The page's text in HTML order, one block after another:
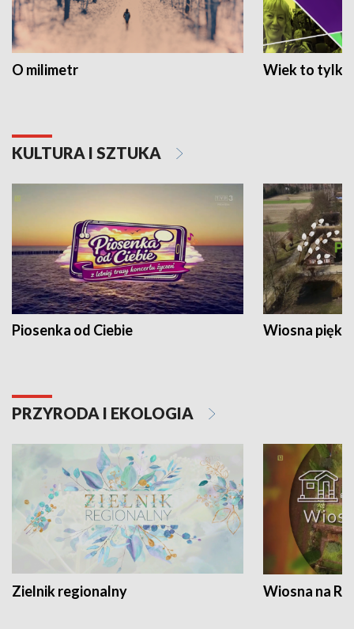
O milimetr Wiek to tylko
KULTURA I SZTUKA
Piosenka od Ciebie Wiosna
PRZYRODA I EKOLOGIA
Zielnik regionalny Wiosna na